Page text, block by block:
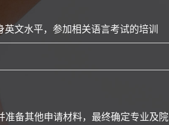
文水平，参加相关语言考试的培训
备其他申请材料，最终确定专业及院